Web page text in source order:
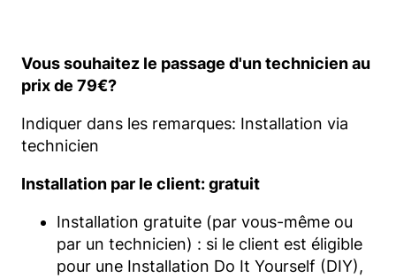
Vous souhaitez le passage d'un technicien au
prix de 79€?
Indiquer dans les remarques: Installation via
technicien
Installation par le client: gratuit
Installation gratuite (par vous-même ou
par un technicien) : si le client est éligible
pour une Installation Do It Yourself (DIY),